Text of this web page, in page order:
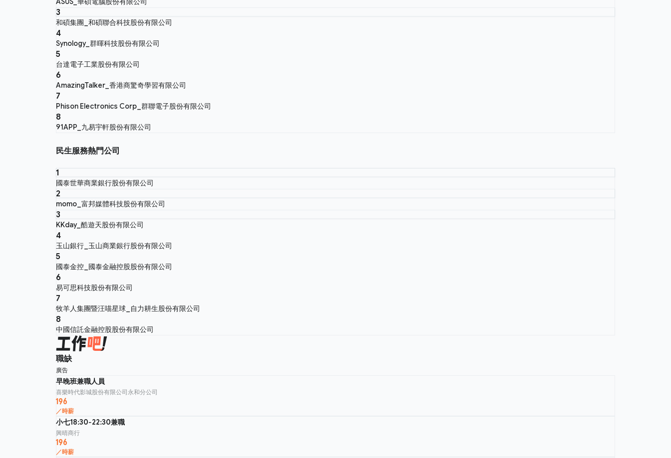
3
和碩集團_和碩聯合科技股份有限公司
4
Synology_群暉科技股份有限公司
5
台達電子工業股份有限公司
6
AmazingTalker_香港商驚奇學習有限公司
7
Phison Electronics Corp_群聯電子股份有限公司
8
91APP_九易宇軒股份有限公司
民生服務熱門公司
1
國泰世華商業銀行股份有限公司
2
momo_富邦媒體科技股份有限公司
3
KKday_酷遊天股份有限公司
4
玉山銀行_玉山商業銀行股份有限公司
5
國泰金控_國泰金融控股股份有限公司
6
易可思科技股份有限公司
7
牧羊人集團暨汪喵星球_自力耕生股份有限公司
8
中國信託金融控股股份有限公司
職缺
廣告
早晚班兼職人員
喜樂時代影城股份有限公司永和分公司
196
／時薪
小七18:30-22:30兼職
興晴商行
196
／時薪